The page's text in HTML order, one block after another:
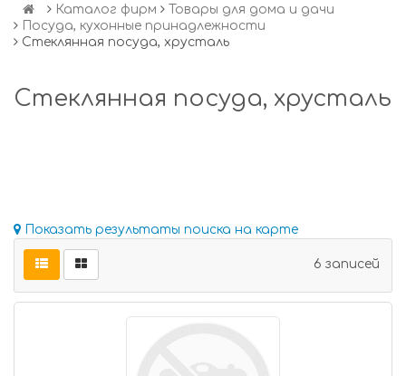
Каталог фирм
Товары для дома и дачи
Посуда, кухонные принадлежности
Стеклянная посуда, хрусталь
Стеклянная посуда, хрусталь
Показать результаты поиска на карте
6 записей